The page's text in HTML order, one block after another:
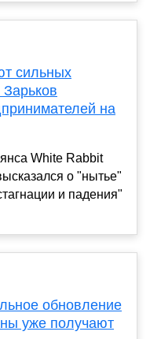
сильных
на
White Rabbit
о "нытье"
и падения"
обновление
уже получают